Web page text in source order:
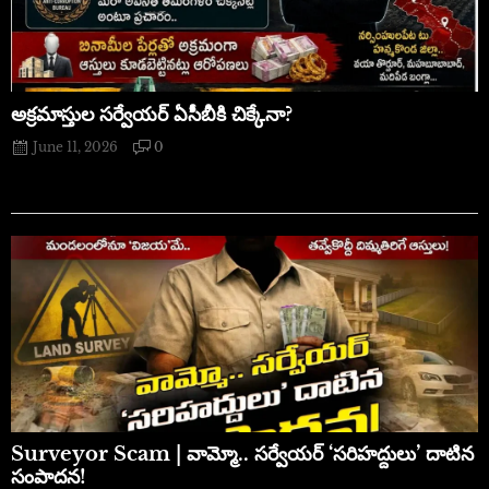
అక్రమాస్తుల సర్వేయర్ ఏసీబీకి చిక్కేనా?
June 11, 2026 0
​Surveyor Scam | వామ్మో.. సర్వేయర్ ‘సరిహద్దులు’ దాటిన
సంపాదన!